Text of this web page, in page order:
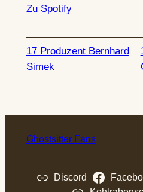
Zu Spotify
17 Produzent Bernhard
Simek
Ghostsitter Fans
Discord